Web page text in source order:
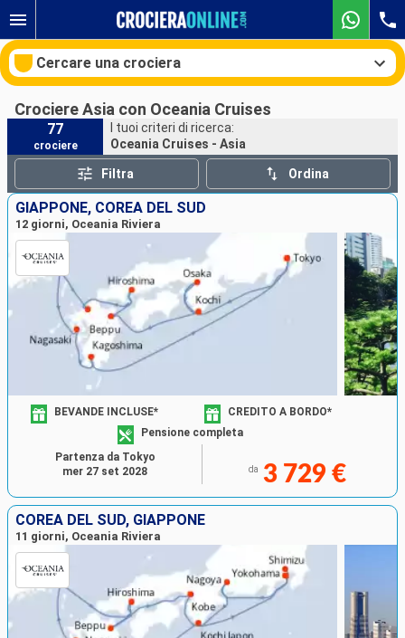
Cercare una crociera
Le nostre destinazioni
Mesi di partenza
Porti
Ricerca
Crociere Asia con Oceania Cruises
77
crociere
I tuoi criteri di ricerca:
Oceania Cruises - Asia
Filtra Ordina
GIAPPONE, COREA DEL SUD
12 giorni, Oceania Riviera
BEVANDE INCLUSE*
CREDITO A BORDO*
Pensione completa
da 3 729 €
Partenza da Tokyo
mer 27 set 2028
COREA DEL SUD, GIAPPONE
11 giorni, Oceania Riviera